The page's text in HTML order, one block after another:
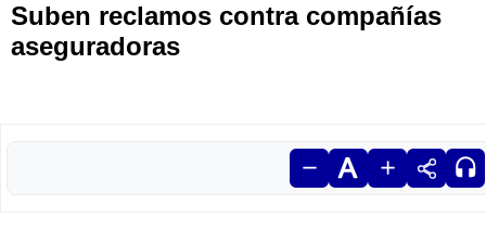
Suben reclamos contra compañías
aseguradoras